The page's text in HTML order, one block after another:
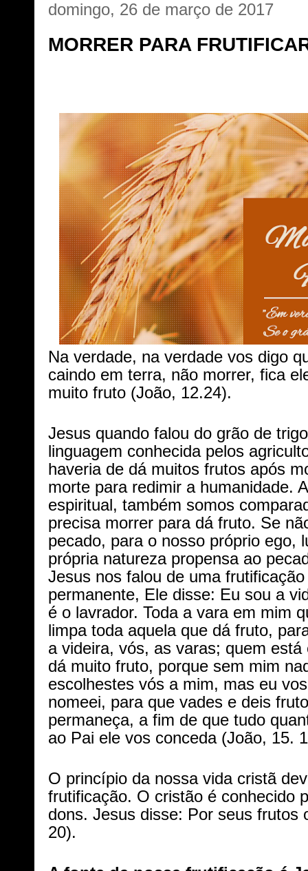
domingo, 26 de março de 2017
MORRER PARA
Na verdade, na verdade vos digo
caindo em terra, não morrer, fica
muito fruto (João, 12.24).
Jesus quando falou do grão de
linguagem conhecida pelos
haveria de dá muitos frutos após
morte para redimir a humanidade.
espiritual, também somos
precisa morrer para dá fruto. Se
pecado, para o nosso próprio ego,
própria natureza propensa ao
Jesus nos falou de uma
permanente, Ele disse: Eu sou a
é o lavrador. Toda a vara em mim
limpa toda aquela que dá fruto,
a videira, vós, as varas; quem
dá muito fruto, porque sem mim
escolhestes vós a mim, mas eu
nomeei, para que vades e deis
permaneça, a fim de que tudo
ao Pai ele vos conceda (João, 15.
O princípio da nossa vida cristã
frutificação. O cristão é conhecido
dons. Jesus disse: Por seus frutos
20).